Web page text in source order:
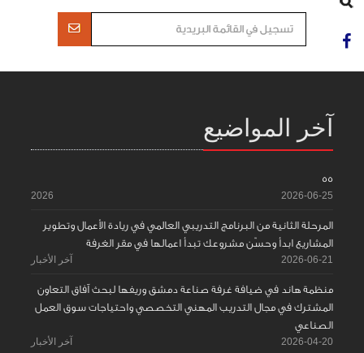
آخر المواضيع
55
2026-06-25
2026
المرحلة الثانية من البرنامج التدريبي العالمي في ريادة الأعمال وتطوير
المشاريع ابدأ وحسّن مشروعك تبدأ اعمالها في مقر الغرفة
2026-06-21 آخر الأخبار
منظمة هاند في ضيافة غرفة صناعة دمشق وريفها لبحث آفاق التعاون
المشترك في مجال التدريب المهني التخصصي واحتياجات سوق العمل
الصناعي
2026-04-20 آخر الأخبار